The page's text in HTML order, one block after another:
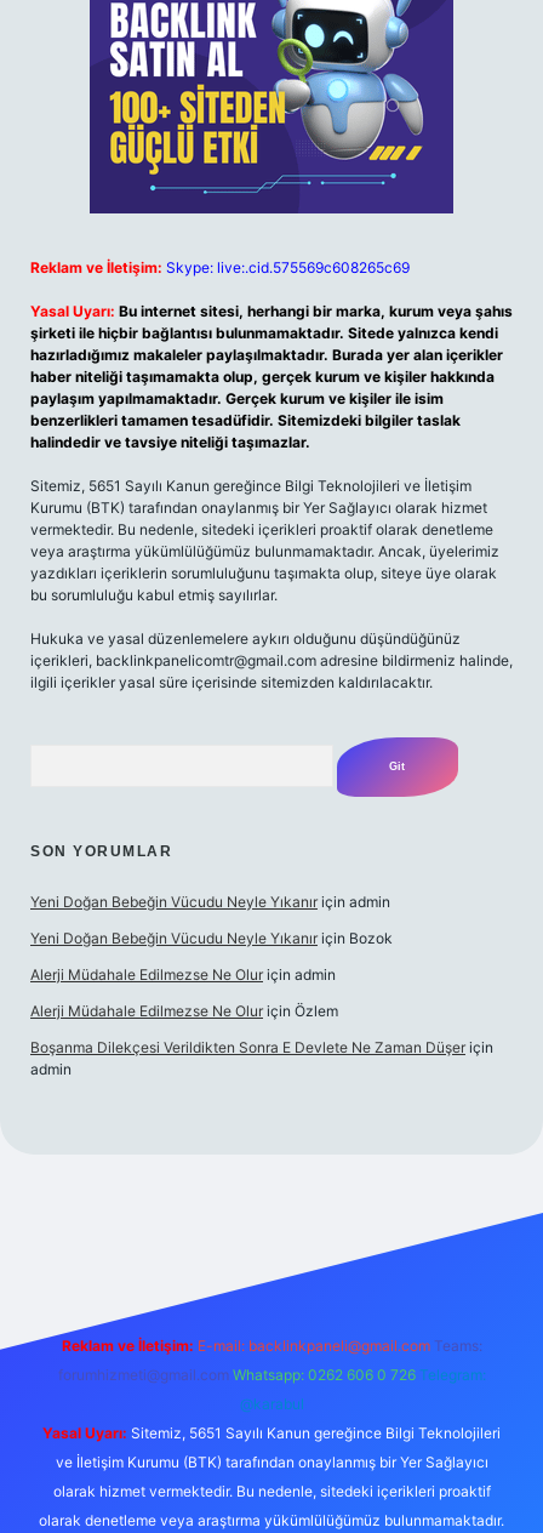
Reklam ve İletişim: Skype: live:.cid.575569c608265c69
Yasal Uyarı: Bu internet sitesi, herhangi bir marka, kurum veya şahıs
şirketi ile hiçbir bağlantısı bulunmamaktadır. Sitede yalnızca kendi
hazırladığımız makaleler paylaşılmaktadır. Burada yer alan içerikler
haber niteliği taşımamakta olup, gerçek kurum ve kişiler hakkında
paylaşım yapılmamaktadır. Gerçek kurum ve kişiler ile isim
benzerlikleri tamamen tesadüfidir. Sitemizdeki bilgiler taslak
halindedir ve tavsiye niteliği taşımazlar.
Sitemiz, 5651 Sayılı Kanun gereğince Bilgi Teknolojileri ve İletişim
Kurumu (BTK) tarafından onaylanmış bir Yer Sağlayıcı olarak hizmet
vermektedir. Bu nedenle, sitedeki içerikleri proaktif olarak denetleme
veya araştırma yükümlülüğümüz bulunmamaktadır. Ancak, üyelerimiz
yazdıkları içeriklerin sorumluluğunu taşımakta olup, siteye üye olarak
bu sorumluluğu kabul etmiş sayılırlar.
Hukuka ve yasal düzenlemelere aykırı olduğunu düşündüğünüz
içerikleri, backlinkpanelicomtr@gmail.com adresine bildirmeniz halinde,
ilgili içerikler yasal süre içerisinde sitemizden kaldırılacaktır.
SON YORUMLAR
Yeni Doğan Bebeğin Vücudu Neyle Yıkanır için admin
Yeni Doğan Bebeğin Vücudu Neyle Yıkanır için Bozok
Alerji Müdahale Edilmezse Ne Olur için admin
Alerji Müdahale Edilmezse Ne Olur için Özlem
Boşanma Dilekçesi Verildikten Sonra E Devlete Ne Zaman Düşer için
admin
Reklam ve İletişim: E-mail: backlinkpaneli@gmail.com Teams:
forumhizmeti@gmail.com Whatsapp: 0262 606 0 726 Telegram:
@karabul
Yasal Uyarı: Sitemiz, 5651 Sayılı Kanun gereğince Bilgi Teknolojileri
ve İletişim Kurumu (BTK) tarafından onaylanmış bir Yer Sağlayıcı
olarak hizmet vermektedir. Bu nedenle, sitedeki içerikleri proaktif
olarak denetleme veya araştırma yükümlülüğümüz bulunmamaktadır.